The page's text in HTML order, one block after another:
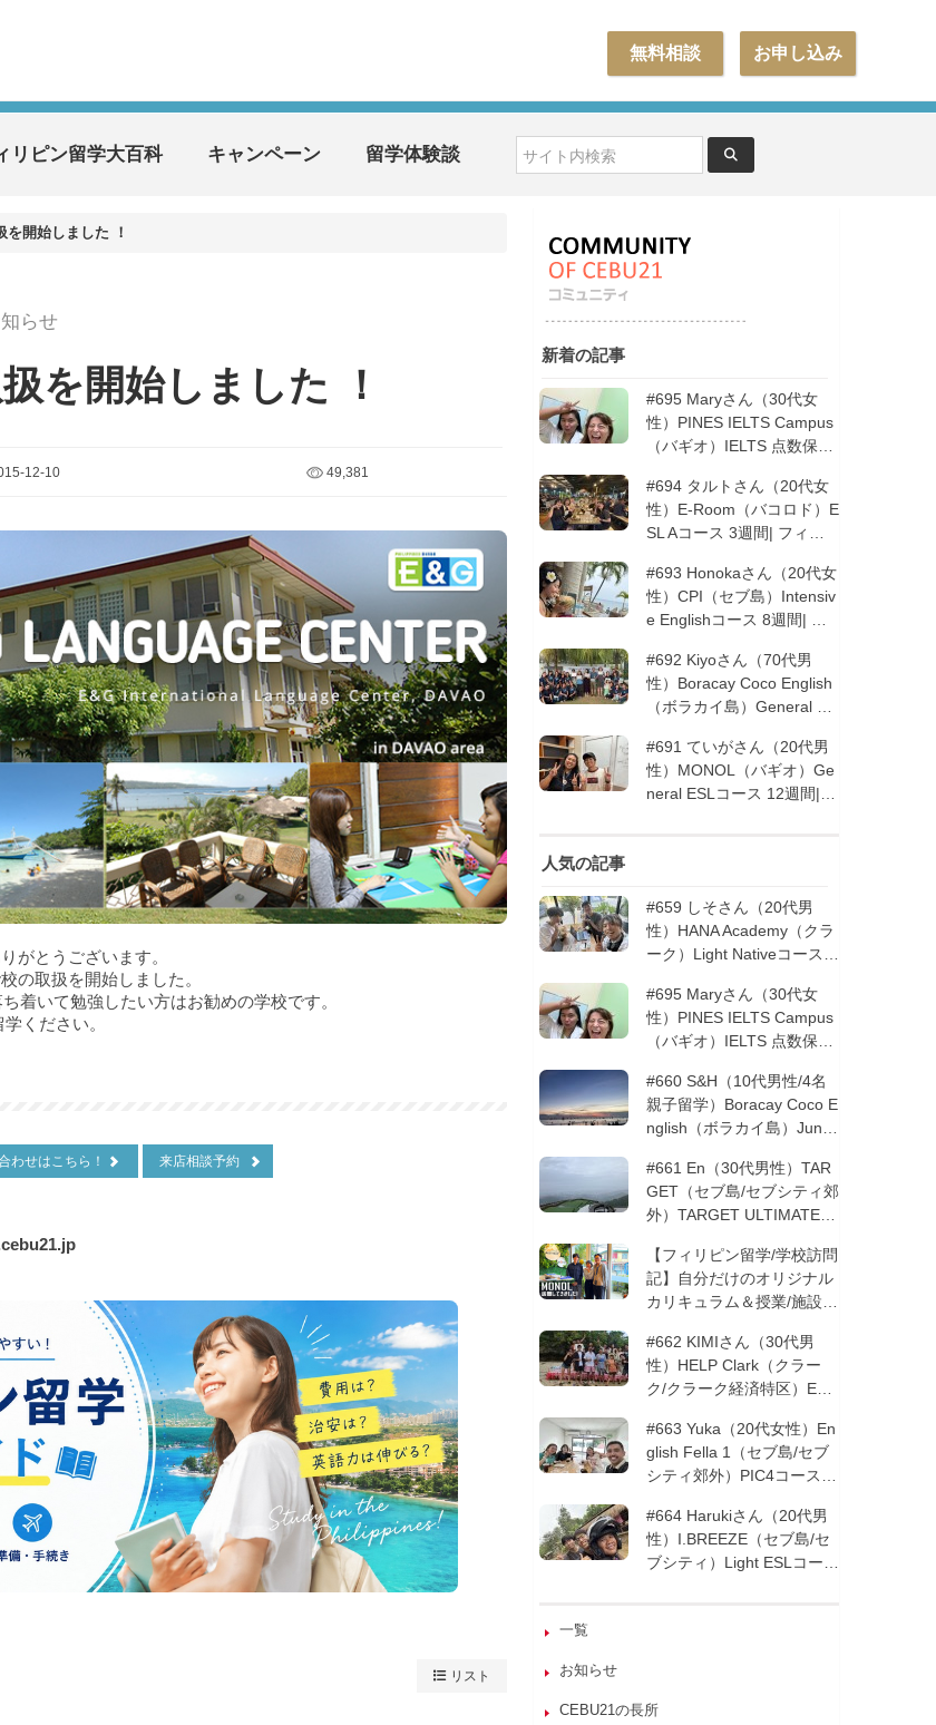
お申し込み
無料相談
リピン留学大百科 キャンペーン 留学体験談
開始しました ！
らせ
を開始しました ！
12-10 49,381
がとうございます。
校の取扱を開始しました。
着いて勉強したい方はお勧めの学校です。
ください。
わせはこちら！ 来店相談予約
リスト
新着の記事
#695 Maryさん（30代女
性）PINES IELTS Campus
（バギオ）IELTS 点数保証
#694 タルトさん（20代女
性）E-Room（バコロド）E
SL Aコース 3週間| フィリ
#693 Honokaさん（20代女
性）CPI（セブ島）Intensiv
e Englishコース 8週間| フ
#692 Kiyoさん（70代男
性）Boracay Coco English
（ボラカイ島）General En
ピン留学5回目リピータ
ー）| フィリピン留学
#691 ていがさん（20代男
性）MONOL（バギオ）Ge
neral ESLコース 12週間|
人気の記事
#659 しそさん（20代男
性）HANA Academy（クラ
ーク）Light Nativeコース 4
#695 Maryさん（30代女
性）PINES IELTS Campus
（バギオ）IELTS 点数保証
#660 S&H（10代男性/4名
親子留学）Boracay Coco E
nglish（ボラカイ島）Junio
ン留学
#661 En（30代男性）TAR
GET（セブ島/セブシティ郊
外）TARGET ULTIMATE 8
留学
【フィリピン留学/学校訪問
記】自分だけのオリジナル
カリキュラム＆授業/施設の
─MONOLを徹底取材！
#662 KIMIさん（30代男
性）HELP Clark（クラー
ク/クラーク経済特区）ESL
オの他校に転校 | フィリピ
ン留学
#663 Yuka（20代女性）En
glish Fella 1（セブ島/セブ
シティ郊外）PIC4コース 8
#664 Harukiさん（20代男
性）I.BREEZE（セブ島/セ
ブシティ）Light ESLコース
一覧
お知らせ
CEBU21の長所